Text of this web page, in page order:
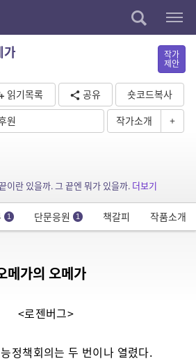
가 작가
제안
읽기목록 공유
숏코드복사
원
작가소개 +
이란 있을까. 그 끝엔 뭐가 있을까. 더보기
1 단문응원 1 책갈피 작품소개
메가의 오메가
<로젠버그>
정책회의는 두 번이나 열렸다.